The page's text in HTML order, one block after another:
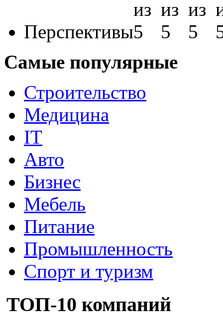
Перспективы
Самые популярные
Строительство
Медицина
IT
Авто
Бизнес
Мебель
Питание
Промышленность
Спорт и туризм
ТОП-10 компаний